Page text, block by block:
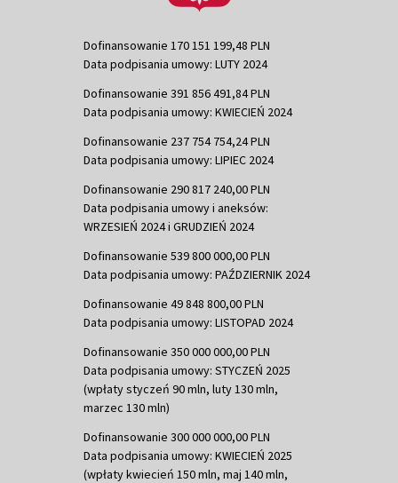
Dofinansowanie 170 151 199,48 PLN
Data podpisania umowy: LUTY 2024
Dofinansowanie 391 856 491,84 PLN
Data podpisania umowy: KWIECIEŃ 2024
Dofinansowanie 237 754 754,24 PLN
Data podpisania umowy: LIPIEC 2024
Dofinansowanie 290 817 240,00 PLN
Data podpisania umowy i aneksów:
WRZESIEŃ 2024 i GRUDZIEŃ 2024
Dofinansowanie 539 800 000,00 PLN
Data podpisania umowy: PAŹDZIERNIK 2024
Dofinansowanie 49 848 800,00 PLN
Data podpisania umowy: LISTOPAD 2024
Dofinansowanie 350 000 000,00 PLN
Data podpisania umowy: STYCZEŃ 2025
(wpłaty styczeń 90 mln, luty 130 mln,
marzec 130 mln)
Dofinansowanie 300 000 000,00 PLN
Data podpisania umowy: KWIECIEŃ 2025
(wpłaty kwiecień 150 mln, maj 140 mln,